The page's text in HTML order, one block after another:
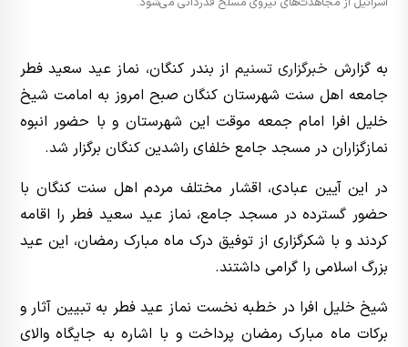
به گزارش خبرگزاری تسنیم از بندر کنگان، نماز عید سعید فطر
جامعه اهل سنت شهرستان کنگان صبح امروز به امامت شیخ
خلیل افرا امام جمعه موقت این شهرستان و با حضور انبوه
نمازگزاران در مسجد جامع خلفای راشدین کنگان برگزار شد.
در این آیین عبادی، اقشار مختلف مردم اهل سنت کنگان با
حضور گسترده در مسجد جامع، نماز عید سعید فطر را اقامه
کردند و با شکرگزاری از توفیق درک ماه مبارک رمضان، این عید
بزرگ اسلامی را گرامی داشتند.
شیخ خلیل افرا در خطبه نخست نماز عید فطر به تبیین آثار و
برکات ماه مبارک رمضان پرداخت و با اشاره به جایگاه والای